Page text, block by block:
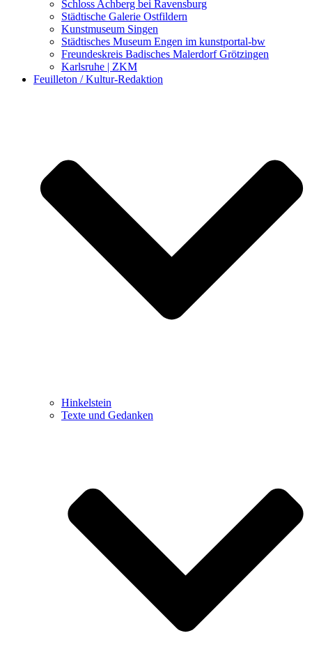
Schloss Achberg bei Ravensburg
Städtische Galerie Ostfildern
Kunstmuseum Singen
Städtisches Museum Engen im kunstportal-bw
Freundeskreis Badisches Malerdorf Grötzingen
Karlsruhe | ZKM
Feuilleton / Kultur-Redaktion
Hinkelstein
Texte und Gedanken